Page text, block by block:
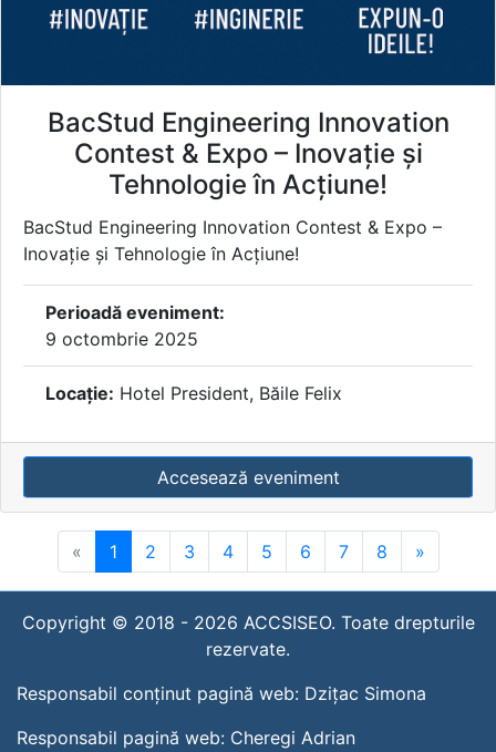
BacStud Engineering Innovation
Contest & Expo – Inovație și
Tehnologie în Acțiune!
BacStud Engineering Innovation Contest & Expo –
Inovație și Tehnologie în Acțiune!
Perioadă eveniment:
9 octombrie 2025
Locație: Hotel President, Băile Felix
Accesează eveniment
« 1 2 3 4 5 6 7 8 »
Copyright © 2018 - 2026 ACCSISEO. Toate drepturile
rezervate.
Responsabil conținut pagină web: Dzițac Simona
Responsabil pagină web: Cheregi Adrian